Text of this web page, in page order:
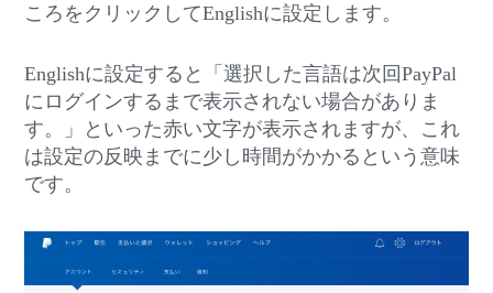
ころをクリックしてEnglishに設定します。
Englishに設定すると「選択した言語は次回PayPal
にログインするまで表示されない場合がありま
す。」といった赤い文字が表示されますが、これ
は設定の反映までに少し時間がかかるという意味
です。